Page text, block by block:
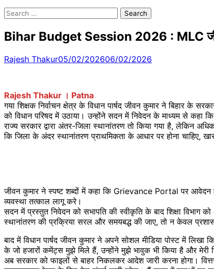
Search
Bihar Budget Session 2026 : MLC जीवन
Rajesh Thakur05/02/202606/02/2026
Rajesh Thakur । Patna
गया शिक्षक निर्वाचन क्षेत्र के विधान पार्षद जीवन कुमार ने बिहार के
को विधान परिषद में उठाया। उन्होंने सदन में निवेदन के माध्यम से कहा
राज्य सरकार द्वारा अंतर-जिला स्थानांतरण तो किया गया है, लेकिन
कि जिला के अंदर स्थानांतरण प्राथमिकता के आधार पर होना चाहिए,
जीवन कुमार ने स्पष्ट शब्दों में कहा कि Grievance Portal पर आवेदन
व्यवस्था तत्काल लागू करे।
सदन में प्रस्तुत निवेदन को सभापति की स्वीकृति के बाद शिक्षा विभाग
स्थानांतरण की प्रक्रिया सरल और समयबद्ध की जाए, तो न केवल
बाद में विधान पार्षद जीवन कुमार ने अपने सोशल मीडिया पोस्ट में लिखा
के जो हजारों कमेंट्स मुझे मिले हैं, उन्होंने मुझे भावुक भी किया है और मेरी
अब सरकार को फाइलों से बाहर निकलकर आदेश जारी करना होगा।